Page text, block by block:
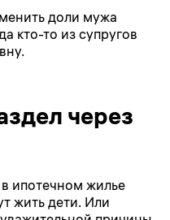
доли мужа
кто-то из супругов
через
ипотечном жилье
жить дети. Или